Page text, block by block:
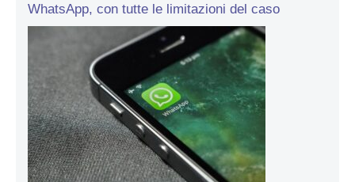
WhatsApp, con tutte le limitazioni del caso